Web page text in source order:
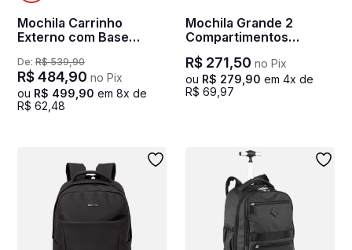
Mochila Carrinho
Externo com Base
Hydroblock - Azul
Noturno
De: R$ 539,90
R$484,90 no Pix
ou R$ 499 90 em 8x de
R$ 62 48
Mochila Grande 2
Compartimentos
Notebook 15,6 Sestini
Hydroblock Work -
Preto
R$ 271,50 no Pix
ou R$ 279 90 em 4x de
R$ 69 97